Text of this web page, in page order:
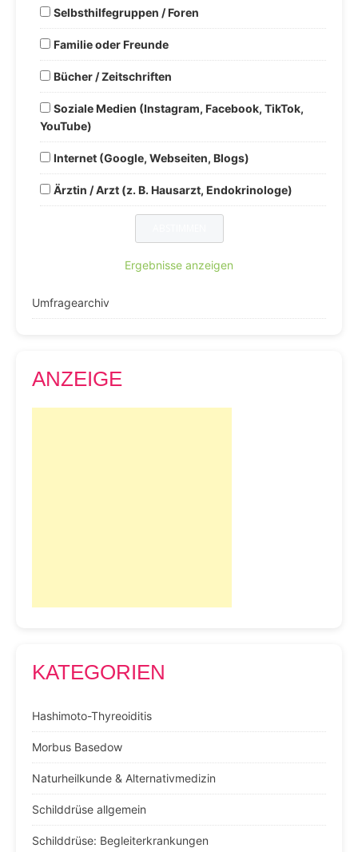
Selbsthilfegruppen / Foren
Familie oder Freunde
Bücher / Zeitschriften
Soziale Medien (Instagram, Facebook, TikTok,
YouTube)
Internet (Google, Webseiten, Blogs)
Ärztin / Arzt (z. B. Hausarzt, Endokrinologe)
Ergebnisse anzeigen
Umfragearchiv
ANZEIGE
KATEGORIEN
Hashimoto-Thyreoiditis
Morbus Basedow
Naturheilkunde & Alternativmedizin
Schilddrüse allgemein
Schilddrüse: Begleiterkrankungen